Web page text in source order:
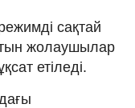
сақтай
жолаушылар
етіледі.